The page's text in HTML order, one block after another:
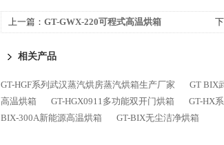
上一篇： GT-GWX-220可程式高温烘箱
相关产品
GT-HGF系列武汉蒸汽烘房蒸汽烘箱生产厂家 GT BIX
高温烘箱
GT-HGX0911多功能双开门烘箱 GT-HX
BIX-300A新能源高温烘箱
GT-BIX无尘洁净烘箱